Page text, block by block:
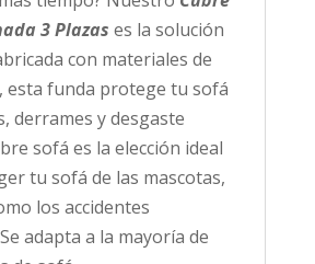
3 Plazas es la solución
con materiales de
esta funda protege tu sofá
derrames y desgaste
sofá es la elección ideal
tu sofá de las mascotas,
los accidentes
adapta a la mayoría de